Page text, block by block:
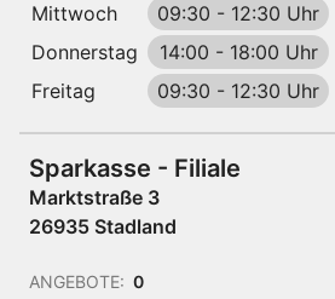
Mittwoch
09:30 - 12:30 Uhr
Donnerstag
14:00 - 18:00 Uhr
Freitag
09:30 - 12:30 Uhr
Sparkasse - Filiale
Marktstraße 3
26935 Stadland
ANGEBOTE: 0